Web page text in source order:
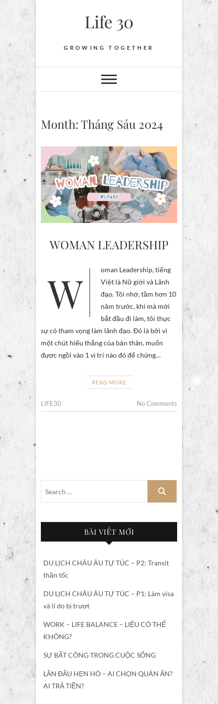
Life 30
GROWING TOGETHER
Month:Tháng Sáu 2024
WOMAN LEADERSHIP
Woman Leadership, tiếng
Việt là Nữ giới và Lãnh
đạo. Tôi nhớ, tầm hơn 10
năm trước, khi mà mới
bắt đầu đi làm, tôi thực
sự có tham vọng làm lãnh đạo. Đó là bởi vì
một chút hiếu thắng của bản thân, muốn
được ngồi vào 1 vị trí nào đó để chứng…
READ MORE
LIFE30 No Comments
BÀI VIẾT MỚI
DU LỊCH CHÂU ÂU TỰ TÚC – P2: Transit
thần tốc
DU LỊCH CHÂU ÂU TỰ TÚC – P1: Làm visa
và lí do bị trượt
WORK – LIFE BALANCE – LIỆU CÓ THỂ
KHÔNG?
SỰ BẤT CÔNG TRONG CUỘC SỐNG
LẦN ĐẦU HẸN HÒ – AI CHỌN QUÁN ĂN?
AI TRẢ TIỀN?